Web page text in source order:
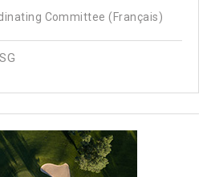
Committee (Français)